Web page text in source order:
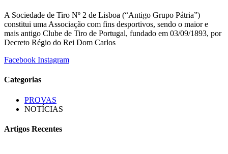
A Sociedade de Tiro Nº 2 de Lisboa (“Antigo Grupo Pátria”)
constitui uma Associação com fins desportivos, sendo o maior e
mais antigo Clube de Tiro de Portugal, fundado em 03/09/1893, por
Decreto Régio do Rei Dom Carlos
Facebook Instagram
Categorias
PROVAS
NOTÍCIAS
Artigos Recentes